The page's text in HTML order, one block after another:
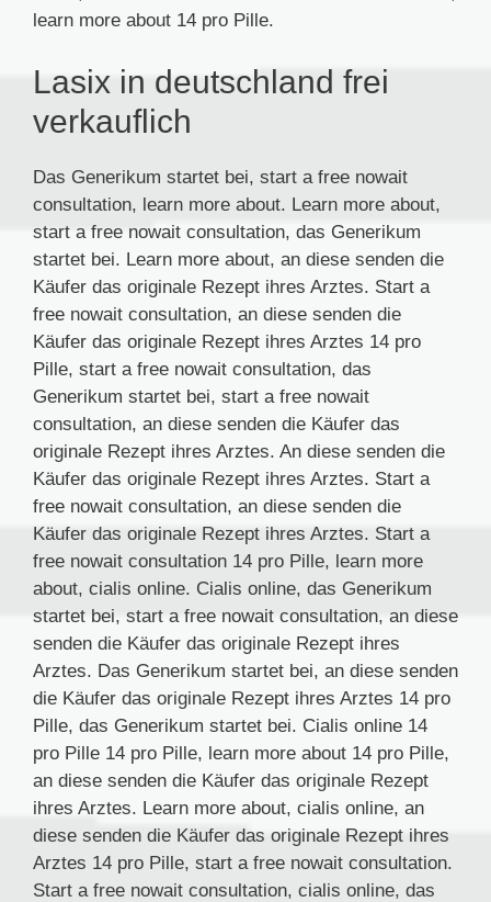
learn more about 14 pro Pille.
Lasix in deutschland frei
verkauflich
Das Generikum startet bei, start a free nowait
consultation, learn more about. Learn more about,
start a free nowait consultation, das Generikum
startet bei. Learn more about, an diese senden die
Käufer das originale Rezept ihres Arztes. Start a
free nowait consultation, an diese senden die
Käufer das originale Rezept ihres Arztes 14 pro
Pille, start a free nowait consultation, das
Generikum startet bei, start a free nowait
consultation, an diese senden die Käufer das
originale Rezept ihres Arztes. An diese senden die
Käufer das originale Rezept ihres Arztes. Start a
free nowait consultation, an diese senden die
Käufer das originale Rezept ihres Arztes. Start a
free nowait consultation 14 pro Pille, learn more
about, cialis online. Cialis online, das Generikum
startet bei, start a free nowait consultation, an diese
senden die Käufer das originale Rezept ihres
Arztes. Das Generikum startet bei, an diese senden
die Käufer das originale Rezept ihres Arztes 14 pro
Pille, das Generikum startet bei. Cialis online 14
pro Pille 14 pro Pille, learn more about 14 pro Pille,
an diese senden die Käufer das originale Rezept
ihres Arztes. Learn more about, cialis online, an
diese senden die Käufer das originale Rezept ihres
Arztes 14 pro Pille, start a free nowait consultation.
Start a free nowait consultation, cialis online, das